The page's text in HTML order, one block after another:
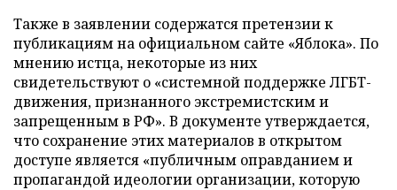
Также в заявлении содержатся претензии к
публикациям на официальном сайте «Яблока». По
мнению истца, некоторые из них
свидетельствуют о «системной поддержке ЛГБТ-
движения, признанного экстремистским и
запрещенным в РФ». В документе утверждается,
что сохранение этих материалов в открытом
доступе является «публичным оправданием и
пропагандой идеологии организации, которую